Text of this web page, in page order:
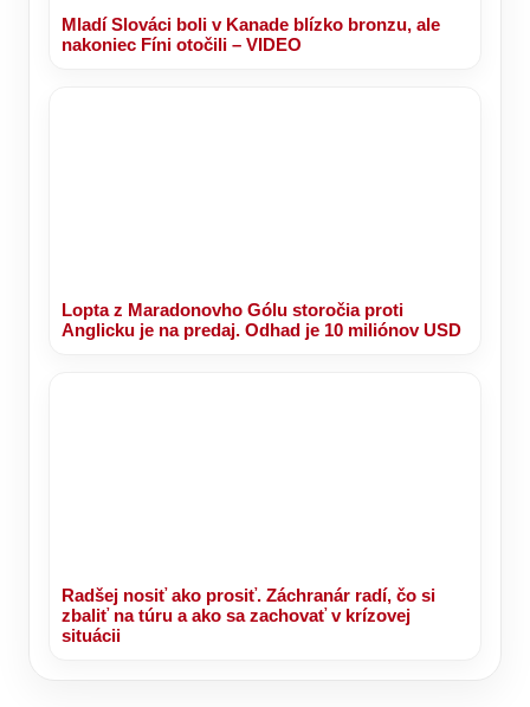
Mladí Slováci boli v Kanade blízko bronzu, ale
nakoniec Fíni otočili – VIDEO
Lopta z Maradonovho Gólu storočia proti
Anglicku je na predaj. Odhad je 10 miliónov USD
Radšej nosiť ako prosiť. Záchranár radí, čo si
zbaliť na túru a ako sa zachovať v krízovej
situácii